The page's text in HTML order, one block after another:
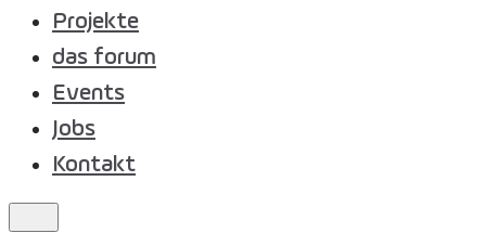
Projekte
das forum
Events
Jobs
Kontakt